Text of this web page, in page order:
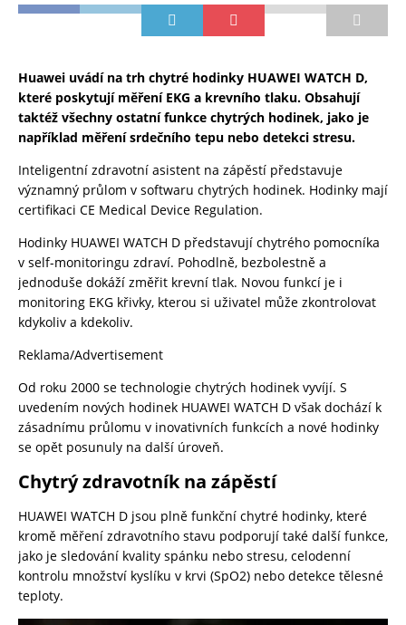
Huawei uvádí na trh chytré hodinky HUAWEI WATCH D,
které poskytují měření EKG a krevního tlaku. Obsahují
taktéž všechny ostatní funkce chytrých hodinek, jako je
například měření srdečního tepu nebo detekci stresu.
Inteligentní zdravotní asistent na zápěstí představuje
významný průlom v softwaru chytrých hodinek. Hodinky mají
certifikaci CE Medical Device Regulation.
Hodinky HUAWEI WATCH D představují chytrého pomocníka
v self-monitoringu zdraví. Pohodlně, bezbolestně a
jednoduše dokáží změřit krevní tlak. Novou funkcí je i
monitoring EKG křivky, kterou si uživatel může zkontrolovat
kdykoliv a kdekoliv.
Reklama/Advertisement
Od roku 2000 se technologie chytrých hodinek vyvíjí. S
uvedením nových hodinek HUAWEI WATCH D však dochází k
zásadnímu průlomu v inovativních funkcích a nové hodinky
se opět posunuly na další úroveň.
Chytrý zdravotník na zápěstí
HUAWEI WATCH D jsou plně funkční chytré hodinky, které
kromě měření zdravotního stavu podporují také další funkce,
jako je sledování kvality spánku nebo stresu, celodenní
kontrolu množství kyslíku v krvi (SpO2) nebo detekce tělesné
teploty.